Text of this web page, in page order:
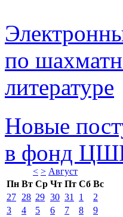
по
литературе
Новые
в фонд
< > Август
Пн Вт Ср Чт Пт Сб Вс
27 28 29 30 31 1
2
3
4 5 6 7 8
9